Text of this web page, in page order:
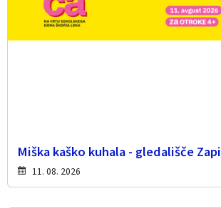
Miška kaško kuhala - gledališče
11. 08. 2026